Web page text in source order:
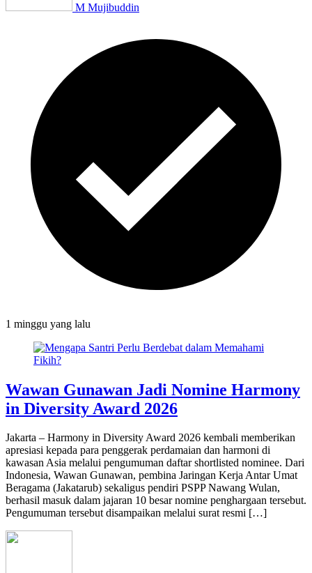
M Mujibuddin
1 minggu yang lalu
Wawan Gunawan Jadi Nomine Harmony
in Diversity Award 2026
Jakarta – Harmony in Diversity Award 2026 kembali memberikan
apresiasi kepada para penggerak perdamaian dan harmoni di
kawasan Asia melalui pengumuman daftar shortlisted nominee. Dari
Indonesia, Wawan Gunawan, pembina Jaringan Kerja Antar Umat
Beragama (Jakatarub) sekaligus pendiri PSPP Nawang Wulan,
berhasil masuk dalam jajaran 10 besar nomine penghargaan tersebut.
Pengumuman tersebut disampaikan melalui surat resmi […]